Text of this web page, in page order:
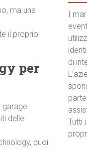
ma una
il proprio
per
garage
delle
puoi
I
di
Tutti